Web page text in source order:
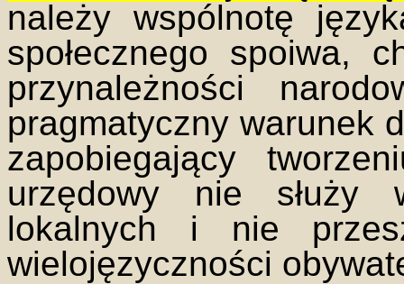
należy wspólnotę
społecznego spoiwa,
przynależności
pragmatyczny warunek
zapobiegający
urzędowy nie służy
lokalnych i nie
wielojęzyczności